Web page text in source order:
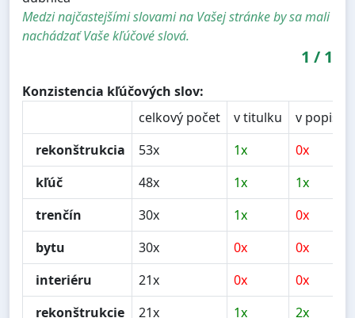
Medzi najčastejšími slovami na Vašej stránke by sa mali
nachádzať Vaše kľúčové slová.
1 / 1
Konzistencia kľúčových slov:
celkový počet
v titulku
v popise
rekonštrukcia
53x 1x
0x
kľúč
48x 1x
1x
trenčín
30x 1x
0x
bytu
30x 0x
0x
interiéru
21x 0x
0x
rekonštrukcie
21x 1x
2x